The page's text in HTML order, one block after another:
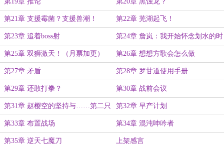
第21章 支援霉菌？支援兽潮！ 第22章 芜湖起飞！
第23章 追着boss射 第24章 詹岚：我开始怀念划水的时
光
第25章 双狮激天！（月票加更） 第26章 想想方歌会怎么做
第27章 矛盾 第28章 罗甘道使用手册
第29章 还敢打拳？ 第30章 战前会议
第31章 赵樱空的坚持与……第二只 第32章 早产计划
第33章 布置战场 第34章 混沌呻吟者
第35章 逆天七魔刀 上架感言